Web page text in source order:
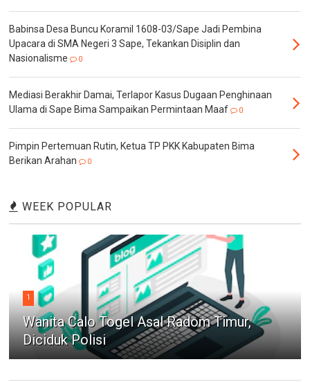
Babinsa Desa Buncu Koramil 1608-03/Sape Jadi Pembina
Upacara di SMA Negeri 3 Sape, Tekankan Disiplin dan
Nasionalisme
0
Mediasi Berakhir Damai, Terlapor Kasus Dugaan Penghinaan
Ulama di Sape Bima Sampaikan Permintaan Maaf
0
Pimpin Pertemuan Rutin, Ketua TP PKK Kabupaten Bima
Berikan Arahan
0
WEEK POPULAR
1
Wanita Calo Togel Asal Radom Timur,
Diciduk Polisi